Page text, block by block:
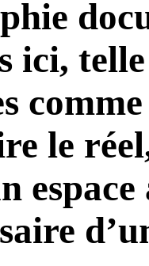
ici,
le
espace